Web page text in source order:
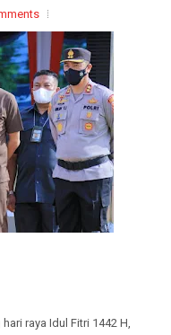
raya Idul Fitri 1442 H,